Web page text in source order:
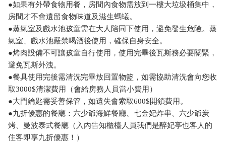
●如果有外帶食物用餐，房間內食物需放到一樓大垃圾桶集中，
房間才不會遺留食物味道及滋生螞蟻。
●蒸氣室及戲水池孩童需在大人陪同下使用，避免發生危險。蒸
氣室、戲水池嚴禁喝酒後使用，確保自身安全。
●烤肉設備不可讓孩童自行使用，使用完畢後瓦斯務必要關緊，
避免瓦斯外洩。
●餐具使用完後需清洗完畢放回置物籃，如需協助清洗會向您收
取3000$清潔費用（會給房務人員當小費用）
●大門鑰匙需妥善保管，如遺失會索取600$開鎖費用。
●九折優惠的餐廳：六少爺海鮮餐廳、七金妃炸串、六少爺炭
烤、曼波泰式餐廳（入內告知櫃檯人員我們是醉妃亭也客人的
住客即享九折優惠！）